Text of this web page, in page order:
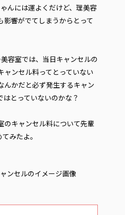
んには運よくだけど、理美容
影響がでてしまうからとって
容室では、当日キャンセルの
ャンセル料ってとっていない
んかだと必ず発生するキャン
とっていないのかな？
のキャンセル料について先輩
みたよ。